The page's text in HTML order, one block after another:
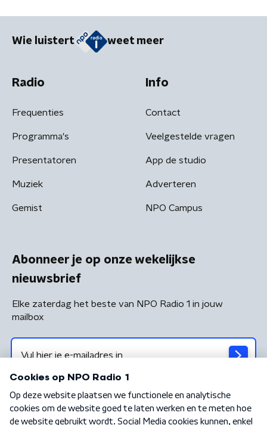
Wie luistert weet meer
Radio
Frequenties
Programma's
Presentatoren
Muziek
Gemist
Info
Contact
Veelgestelde vragen
App de studio
Adverteren
NPO Campus
Abonneer je op onze wekelijkse
nieuwsbrief
Elke zaterdag het beste van NPO Radio 1 in jouw
mailbox